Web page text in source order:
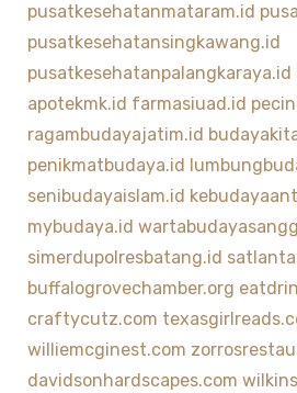
pusatkesehatanmataram.id
pusatkesehatansingkawang.id
pusatkesehatanpalangkaraya.id
apotekmk.id farmasiuad.id
ragambudayajatim.id
penikmatbudaya.id
senibudayaislam.id
mybudaya.id
simerdupolresbatang.id
buffalogrovechamber.org
craftycutz.com
williemcginest.com
davidsonhardscapes.com